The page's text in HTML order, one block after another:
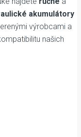
akumulátory
výrobcami a
našich